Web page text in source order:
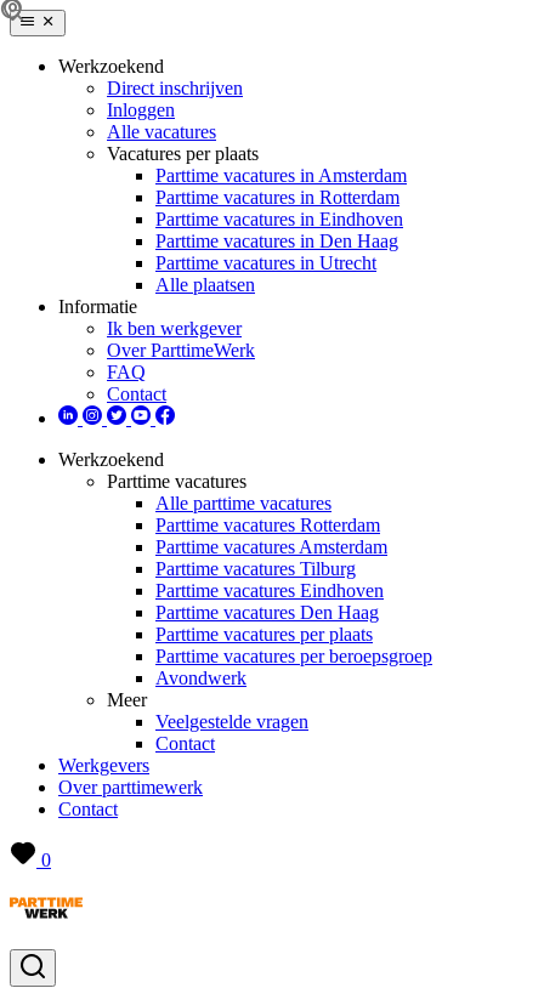
Werkzoekend
Direct inschrijven
Inloggen
Alle vacatures
Vacatures per plaats
Parttime vacatures in Amsterdam
Parttime vacatures in Rotterdam
Parttime vacatures in Eindhoven
Parttime vacatures in Den Haag
Parttime vacatures in Utrecht
Alle plaatsen
Informatie
Ik ben werkgever
Over ParttimeWerk
FAQ
Contact
Werkzoekend
Parttime vacatures
Alle parttime vacatures
Parttime vacatures Rotterdam
Parttime vacatures Amsterdam
Parttime vacatures Tilburg
Parttime vacatures Eindhoven
Parttime vacatures Den Haag
Parttime vacatures per plaats
Parttime vacatures per beroepsgroep
Avondwerk
Meer
Veelgestelde vragen
Contact
Werkgevers
Over parttimewerk
Contact
0